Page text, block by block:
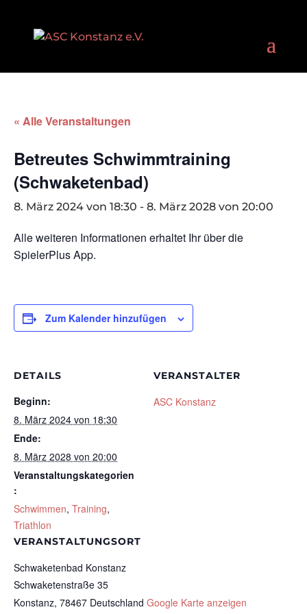
« Alle Veranstaltungen
Betreutes Schwimmtraining
(Schwaketenbad)
8. März 2024 von 18:30 - 8. März 2028 von 20:00
Alle weiteren Informationen erhaltet Ihr über die
SpielerPlus App.
Zum Kalender hinzufügen
DETAILS
Beginn:
8. März 2024 von 18:30
Ende:
8. März 2028 von 20:00
Veranstaltungskategorien
:
Schwimmen, Training,
Triathlon
VERANSTALTUNGSORT
Schwaketenbad Konstanz
Schwaketenstraße 35
Konstanz, 78467 Deutschland Google Karte anzeigen
VERANSTALTER
ASC Konstanz